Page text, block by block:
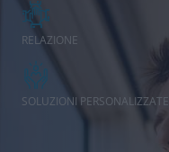
RELAZIONE
SOLUZIONI PERSONALIZZATE